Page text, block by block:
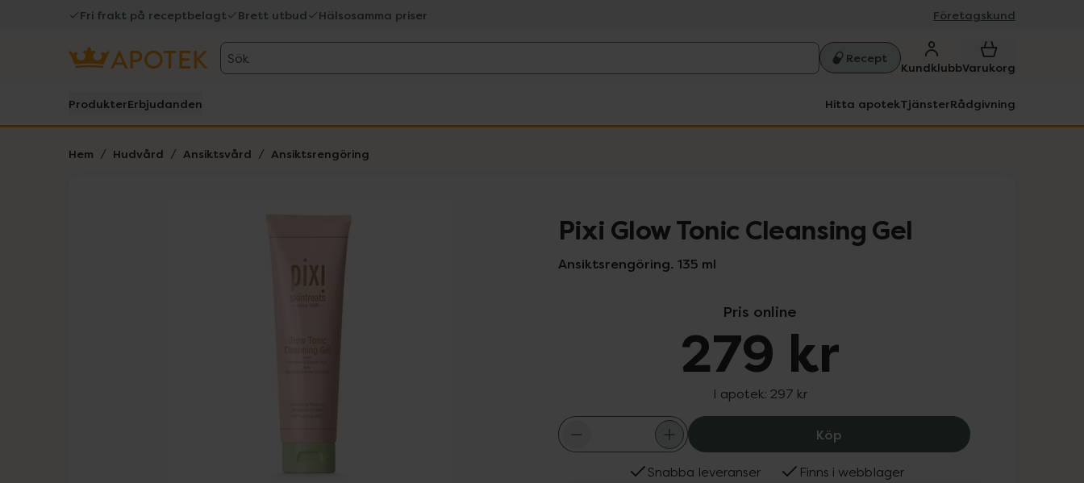
Fri frakt på receptbelagt Brett utbud Hälsosamma priser Företagskund
Sök Recept
KundklubbVarukorg
ProdukterErbjudanden Hitta apotekTjänsterRådgivning
Hem Hudvård Ansiktsvård Ansiktsrengöring
Pixi Glow Tonic Cleansing Gel
Ansiktsrengöring. 135 ml
Pris online
279 kr
I apotek: 297 kr
Köp Pixi Glow Tonic Cleansing Gel, 279 kr.
Snabba leveranser Finns i webblager